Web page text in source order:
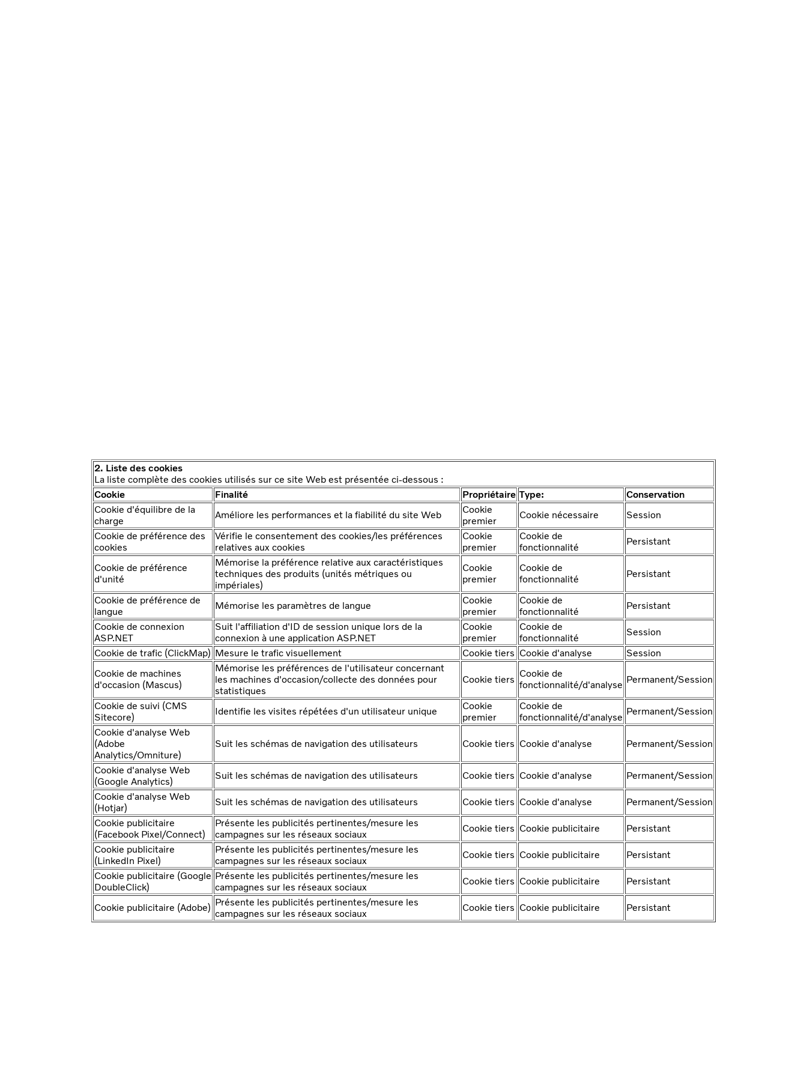
2. Liste des cookies
La liste complète des cookies utilisés sur ce site Web est présentée ci-dessous :
Cookie
Finalité Propriétaire Type:
Conservation
Cookie d'équilibre de la
charge
Améliore les performances et la fiabilité du site Web
Cookie
premier
Cookie nécessaire
Session
Cookie de préférence des
cookies
Vérifie le consentement des cookies/les préférences
relatives aux cookies
Cookie
premier
Cookie de
fonctionnalité
Persistant
Cookie de préférence
d'unité
Mémorise la préférence relative aux caractéristiques
techniques des produits (unités métriques ou
impériales)
Cookie
premier
Cookie de
fonctionnalité
Persistant
Cookie de préférence de
langue
Mémorise les paramètres de langue
Cookie
premier
Cookie de
fonctionnalité
Persistant
Cookie de connexion
ASP.NET
Suit l'affiliation d'ID de session unique lors de la
connexion à une application ASP.NET
Cookie
premier
Cookie de
fonctionnalité
Session
Cookie de trafic (ClickMap) Mesure le trafic visuellement Cookie tiers Cookie d'analyse
Session
Cookie de machines
d'occasion (Mascus)
Mémorise les préférences de l'utilisateur concernant
les machines d'occasion/collecte des données pour
statistiques
Cookie tiers
Cookie de
fonctionnalité/d'analyse Permanent/Session
Cookie de suivi (CMS
Sitecore)
Identifie les visites répétées d'un utilisateur unique
Cookie
premier
Cookie de
fonctionnalité/d'analyse
Permanent/Session
Cookie d'analyse Web
(Adobe
Analytics/Omniture)
Suit les schémas de navigation des utilisateurs Cookie tiers Cookie d'analyse Permanent/Session
Cookie d'analyse Web
(Google Analytics)
Suit les schémas de navigation des utilisateurs Cookie tiers Cookie d'analyse
Permanent/Session
Cookie d'analyse Web
(Hotjar)
Suit les schémas de navigation des utilisateurs Cookie tiers Cookie d'analyse
Permanent/Session
Cookie publicitaire
(Facebook Pixel/Connect)
Présente les publicités pertinentes/mesure les
campagnes sur les réseaux sociaux
Cookie tiers Cookie publicitaire
Persistant
Cookie publicitaire
(LinkedIn Pixel)
Présente les publicités pertinentes/mesure les
campagnes sur les réseaux sociaux
Cookie tiers Cookie publicitaire
Persistant
Cookie publicitaire (Google
DoubleClick)
Présente les publicités pertinentes/mesure les
campagnes sur les réseaux sociaux
Cookie tiers Cookie publicitaire Persistant
Cookie publicitaire (Adobe) Présente les publicités pertinentes/mesure les
campagnes sur les réseaux sociaux
Cookie tiers Cookie publicitaire Persistant